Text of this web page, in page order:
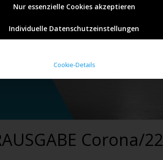
Corona/22
Nur essenzielle Cookies akzeptieren
Individuelle Datenschutzeinstellungen
Cookie-Details